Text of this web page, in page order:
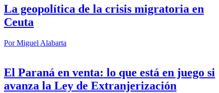
La geopolítica de la crisis migratoria en
Ceuta
PorMiguel Alabarta
El Paraná en venta: lo que está en juego si
avanza la Ley de Extranjerización